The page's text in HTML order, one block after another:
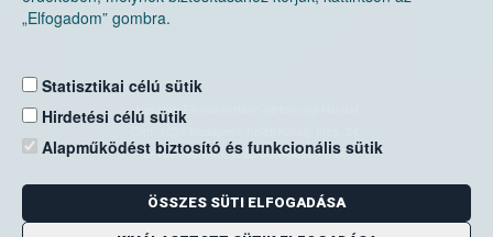
„Elfogadom” gombra.
Statisztikai célú sütik
Hirdetési célú sütik
Alapműködést biztosító és funkcionális sütik
ÖSSZES SÜTI ELFOGADÁSA
Nemzeti Élelmiszerlánc-biztonsági Hivatal
Levelezési cím: 1525 Budapest. Pf. 30.
E-mail:ugyfelszolgalat@nebih.gov.hu